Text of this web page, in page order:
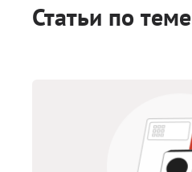
Статьи по теме